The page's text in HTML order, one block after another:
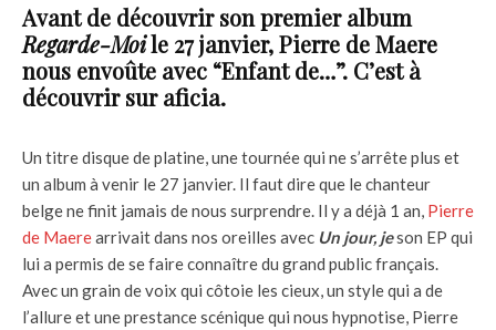
Avant de découvrir son premier album
Regarde-Moile 27 janvier, Pierre de Maere
nous envoûte avec “Enfant de…”. C’est à
découvrir sur aficia.
Un titre disque de platine, une tournée qui ne s’arrête plus et
un album à venir le 27 janvier. Il faut dire que le chanteur
belge ne finit jamais de nous surprendre. Il y a déjà 1 an, Pierre
de Maerearrivait dans nos oreilles avec Un jour, jeson EP qui
lui a permis de se faire connaître du grand public français.
Avec un grain de voix qui côtoie les cieux, un style qui a de
l’allure et une prestance scénique qui nous hypnotise, Pierre